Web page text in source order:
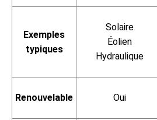
Exemples
typiques
Solaire
Éolien
Hydraulique
Renouvelable Oui